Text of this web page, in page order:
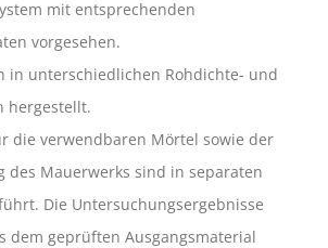
mit entsprechenden
vorgesehen.
in unterschiedlichen Rohdichte- und
hergestellt.
die verwendbaren Mörtel sowie der
des Mauerwerks sind in separaten
Die Untersuchungsergebnisse
dem geprüften Ausgangsmaterial